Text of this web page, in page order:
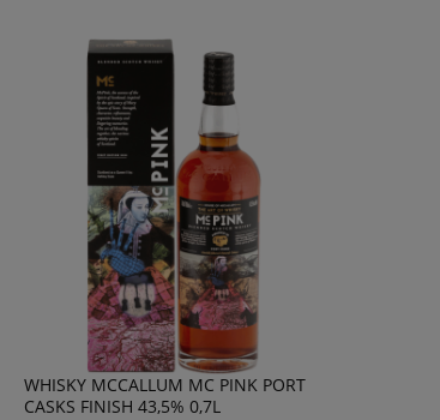
WHISKY MCCALLUM MC PINK PORT
CASKS FINISH 43,5% 0,7L